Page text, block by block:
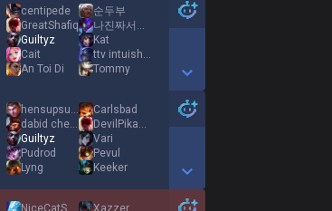
centipede
GreatShafiq
Guiltyz
Cait
An Toi Di
순두부
나진짜서운해
Kat
ttv intuishen
Tommy
Show More Detail Games
hensupsucks
dabid cheese
Guiltyz
Pudrod
Lyng
Carlsbad
DevilPikachu
Vari
Pevul
Keeker
Show More Detail Games
NiceCatSocks
Xazzer